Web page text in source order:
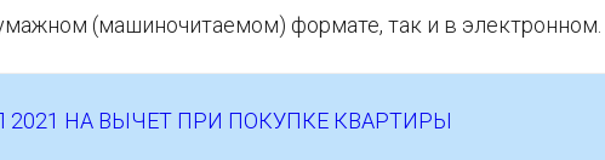
(машиночитаемом) формате, так и в электронном.
НА ВЫЧЕТ ПРИ ПОКУПКЕ КВАРТИРЫ